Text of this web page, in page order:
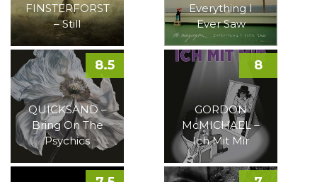
FINSTERFORST
– Still
Everything I
Ever Saw
QUICKSAND –
Bring On The
Psychics
8.5
GORDON
McMICHAEL –
Ich Mit Mir
8